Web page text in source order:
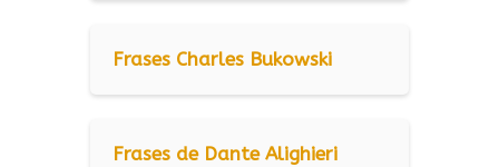
Frases Charles Bukowski
Frases de Dante Alighieri